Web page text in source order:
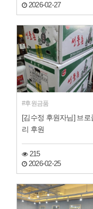
2026-02-27
후원금품
[김수정 후원자님] 브로
리 후원
215
2026-02-25